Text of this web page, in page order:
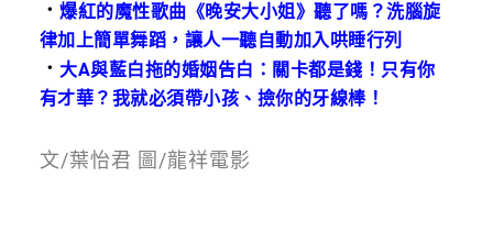
．爆紅的魔性歌曲《晚安大小姐》聽了嗎？洗腦旋
律加上簡單舞蹈，讓人一聽自動加入哄睡行列
． 大A與藍白拖的婚姻告白：關卡都是錢！只有你
有才華？我就必須帶小孩、撿你的牙線棒！
文/葉怡君 圖/龍祥電影